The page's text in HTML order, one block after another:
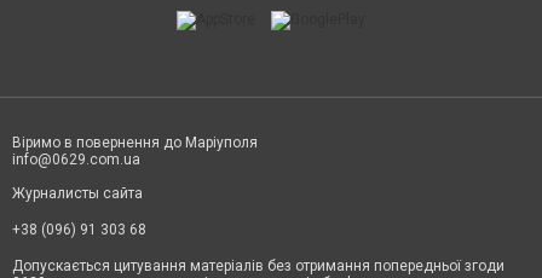
Віримо в повернення до Маріуполя
info@0629.com.ua
Журналисты сайта
+38 (096) 91 303 68
Допускається цитування матеріалів без отримання попередньої згоди